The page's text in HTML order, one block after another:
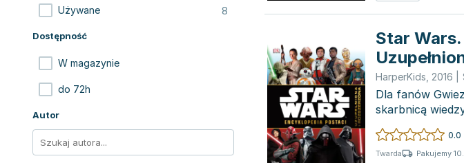
Używane 8
Dostępność
W magazynie
do 72h
Autor
Star
HarperKids 2016
Dla fanów
skarbnicą
najbardziej kul...
0.0
Twarda Pakujemy